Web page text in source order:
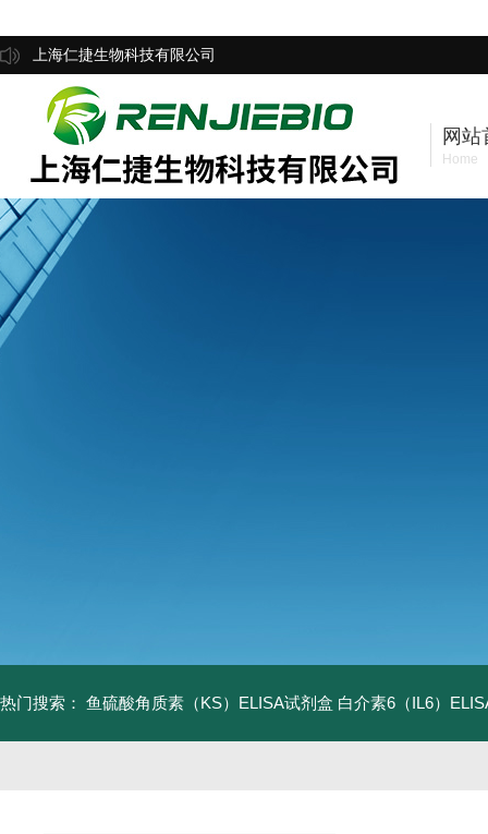
上海仁捷生物科技有限公司
网站
Home
热门搜索： 鱼硫酸角质素（KS）ELISA试剂盒 白介素6（IL6）